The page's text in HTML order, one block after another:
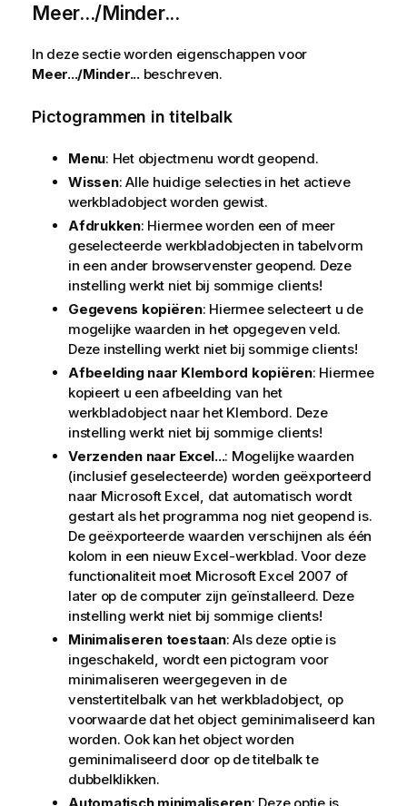
Meer.../Minder...
In deze sectie worden eigenschappen voor
Meer.../Minder...beschreven.
Pictogrammen in titelbalk
Menu: Het objectmenu wordt geopend.
Wissen: Alle huidige selecties in het actieve
werkbladobject worden gewist.
Afdrukken: Hiermee worden een of meer
geselecteerde werkbladobjecten in tabelvorm
in een ander browservenster geopend. Deze
instelling werkt niet bij sommige clients!
Gegevens kopiëren: Hiermee selecteert u de
mogelijke waarden in het opgegeven veld.
Deze instelling werkt niet bij sommige clients!
Afbeelding naar Klembord kopiëren: Hiermee
kopieert u een afbeelding van het
werkbladobject naar het Klembord. Deze
instelling werkt niet bij sommige clients!
Verzenden naar Excel...: Mogelijke waarden
(inclusief geselecteerde) worden geëxporteerd
naar Microsoft Excel, dat automatisch wordt
gestart als het programma nog niet geopend is.
De geëxporteerde waarden verschijnen als één
kolom in een nieuw Excel-werkblad. Voor deze
functionaliteit moet Microsoft Excel 2007 of
later op de computer zijn geïnstalleerd. Deze
instelling werkt niet bij sommige clients!
Minimaliseren toestaan: Als deze optie is
ingeschakeld, wordt een pictogram voor
minimaliseren weergegeven in de
venstertitelbalk van het werkbladobject, op
voorwaarde dat het object geminimaliseerd kan
worden. Ook kan het object worden
geminimaliseerd door op de titelbalk te
dubbelklikken.